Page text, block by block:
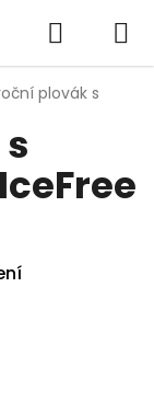
Hledat
KOŠÍK
plovák s